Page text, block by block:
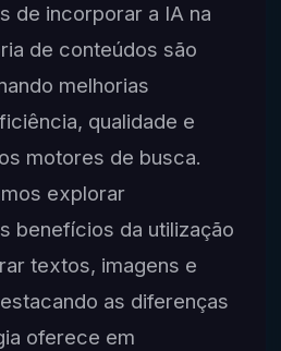
de incorporar a IA na
de conteúdos são
melhorias
qualidade e
motores de busca.
explorar
benefícios da utilização
textos, imagens e
as diferenças
oferece em